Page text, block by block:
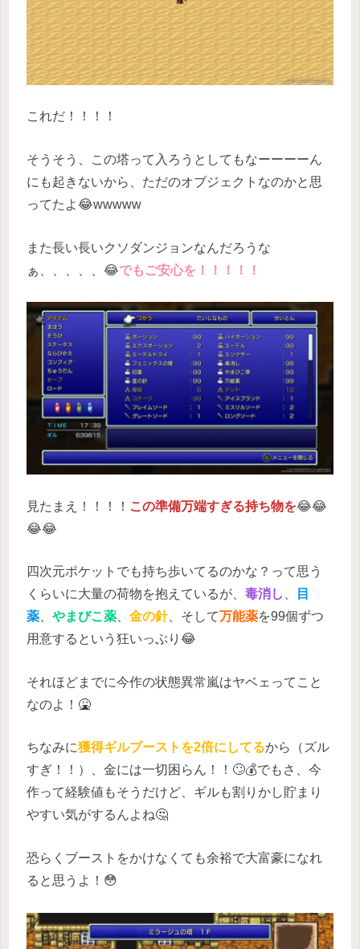
これだ！！！！
そうそう、この塔って入ろうとしてもなーーーーん
にも起きないから、ただのオブジェクトなのかと思
ってたよ😂wwwww
また長い長いクソダンジョンなんだろうな
ぁ、、、、、😂でもご安心を！！！！！
見たまえ！！！！ この準備万端すぎる持ち物を😂😂
😂😂
四次元ポケットでも持ち歩いてるのかな？って思う
くらいに大量の荷物を抱えているが、 毒消し
目
薬
やまびこ薬 金の針、そして万能薬を99個ずつ
用意するという狂いっぷり😂
それほどまでに今作の状態異常嵐はヤベェってこと
なのよ！🤮
ちなみに獲得ギルブーストを2倍にしてるから（ズル
すぎ！！）、金には一切困らん！！🙄💰でもさ、今
作って経験値もそうだけど、ギルも割りかし貯まり
やすい気がするんよね🤔
恐らくブーストをかけなくても余裕で大富豪になれ
ると思うよ！😳